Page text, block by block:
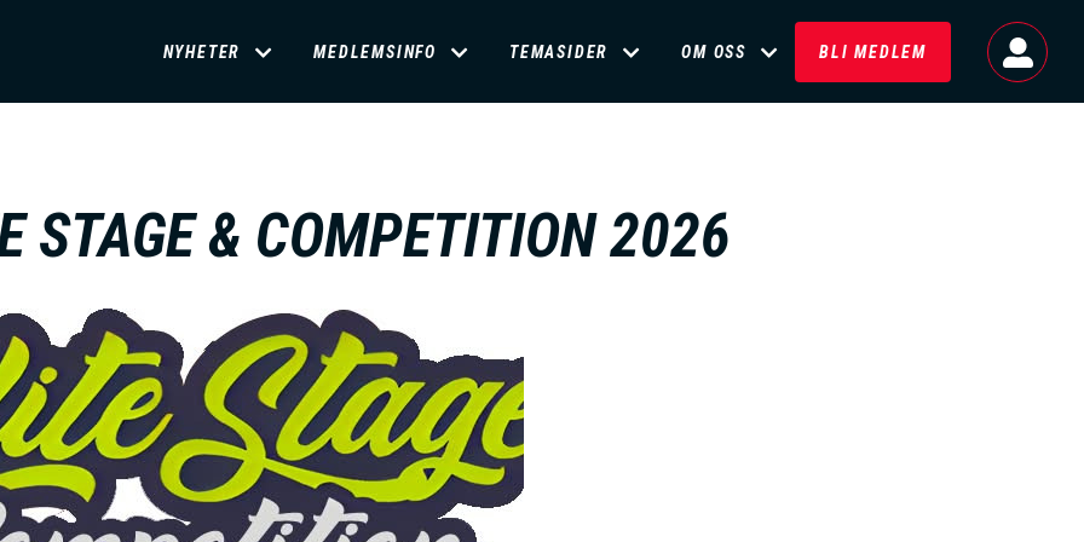
D
M
A
I
N
M
NYHETER MEDLEMSINFO TEMASIDER OM OSS BLI MEDLEM
STAGE & COMPETITION 2026